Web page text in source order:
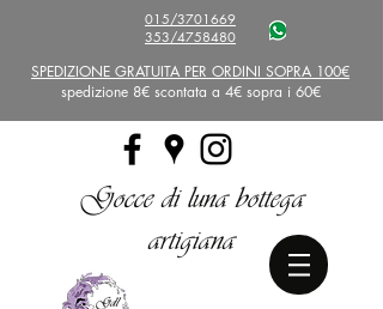
015/3701669
353/4758480
SPEDIZIONE GRATUITA PER ORDINI SOPRA 100€
spedizione 8€ scontata a 4€ sopra i 60€
Gocce di luna bottega
artigiana